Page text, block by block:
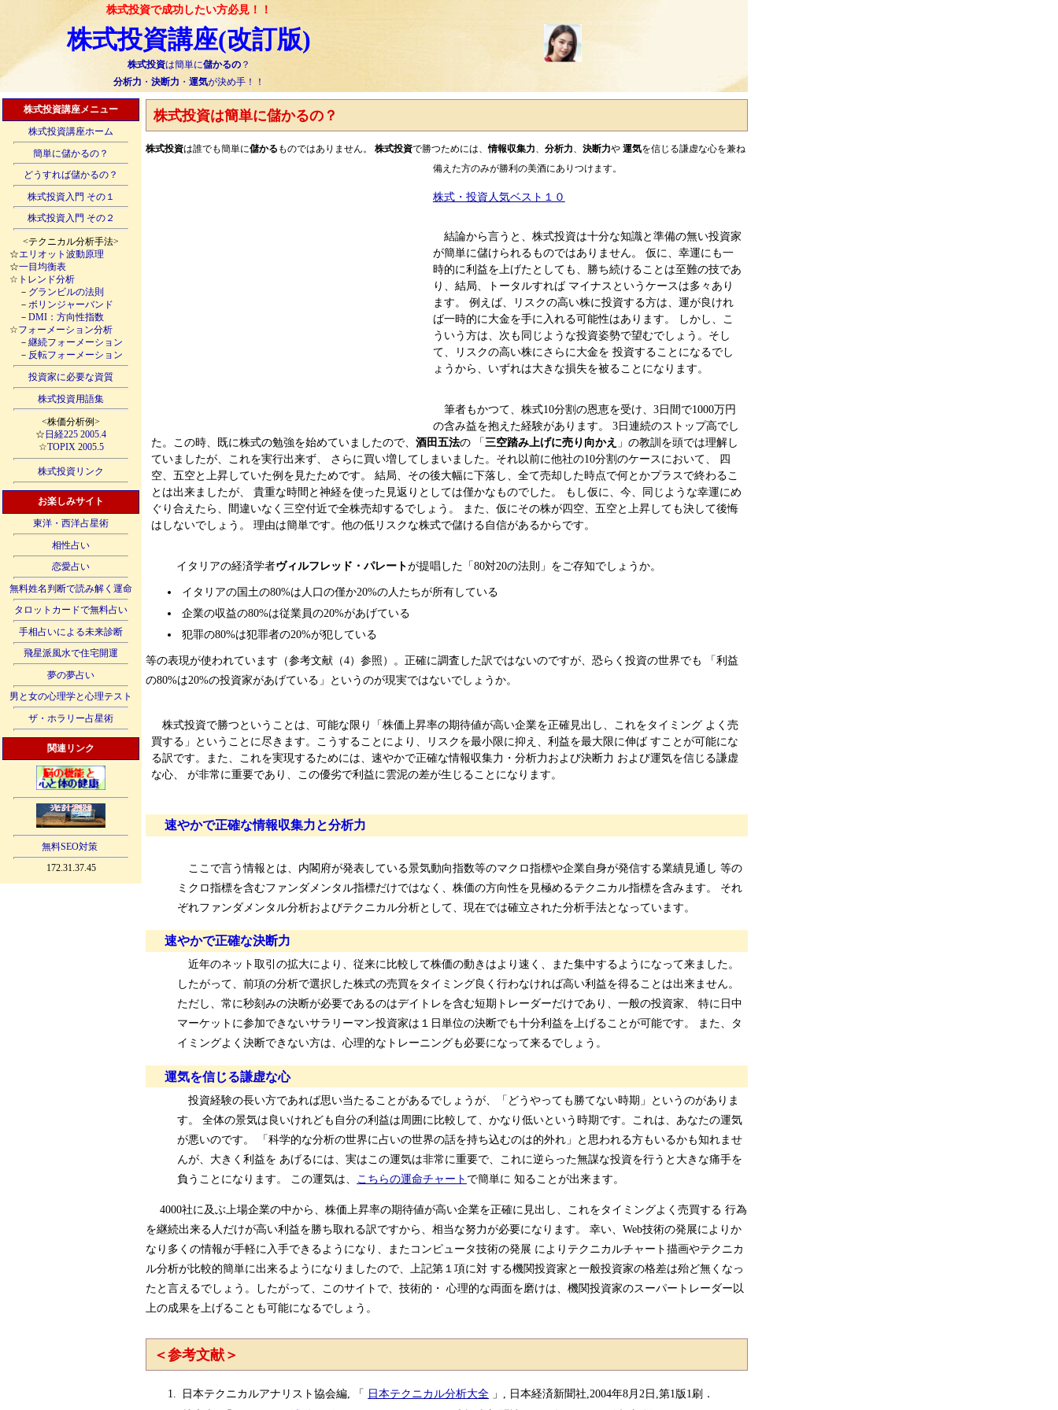
株式投資で成功したい方必見！！
株式投資講座(改訂版)
株式投資は簡単に儲かるの ？
分析力 ・ 決断力 ・ 運気が決め手！！
株式投資は簡単に儲かるの ？
株式投資は誰でも簡単に儲かる ものではありません。 株式投資で勝つためには、情報収集力、 分析力、 決断力や 運気を信じる謙虚な心を兼ね
備えた方のみが勝利の美酒にありつけます。
株式・投資人気ベスト１０
結論から言うと、株式投資は十分な知識と準備の無い投資家
が簡単に儲けられるものではありません。 仮に、幸運にも一
時的に利益を上げたとしても、勝ち続けることは至難の技であ
り、結局、トータルすれば マイナスというケースは多々あり
ます。 例えば、リスクの高い株に投資する方は、運が良けれ
ば一時的に大金を手に入れる可能性はあります。 しかし、こ
ういう方は、次も同じような投資姿勢で望むでしょう。そし
て、リスクの高い株にさらに大金を 投資することになるでし
ょうから、いずれは大きな損失を被ることになります。
筆者もかつて、株式10分割の恩恵を受け、3日間で1000万円
の含み益を抱えた経験があります。 3日連続のストップ高でし
た。この時、既に株式の勉強を始めていましたので、酒田五法の 「三空踏み上げに売り向かえ 」の教訓を頭では理解し
ていましたが、これを実行出来ず、 さらに買い増してしまいました。それ以前に他社の10分割のケースにおいて、 四
空、五空と上昇していた例を見たためです。 結局、その後大幅に下落し、全て売却した時点で何とかプラスで終わるこ
とは出来ましたが、 貴重な時間と神経を使った見返りとしては僅かなものでした。 もし仮に、今、同じような幸運にめ
ぐり合えたら、間違いなく三空付近で全株売却するでしょう。 また、仮にその株が四空、五空と上昇しても決して後悔
はしないでしょう。 理由は簡単です。他の低リスクな株式で儲ける自信があるからです。
イタリアの経済学者ヴィルフレッド・パレートが提唱した「80対20の法則」をご存知でしょうか。
イタリアの国土の80%は人口の僅か20%の人たちが所有している
企業の収益の80%は従業員の20%があげている
犯罪の80%は犯罪者の20%が犯している
等の表現が使われています（参考文献（4）参照）。正確に調査した訳ではないのですが、恐らく投資の世界でも 「利益
の80%は20%の投資家があげている」というのが現実ではないでしょうか。
株式投資で勝つということは、可能な限り「株価上昇率の期待値が高い企業を正確見出し、これをタイミング よく売
買する」ということに尽きます。こうすることにより、リスクを最小限に抑え、利益を最大限に伸ば すことが可能にな
る訳です。また、これを実現するためには、速やかで正確な情報収集力・分析力および決断力 および運気を信じる謙虚
な心、 が非常に重要であり、この優劣で利益に雲泥の差が生じることになります。
速やかで正確な情報収集力と分析力
ここで言う情報とは、内閣府が発表している景気動向指数等のマクロ指標や企業自身が発信する業績見通し 等の
ミクロ指標を含むファンダメンタル指標だけではなく、株価の方向性を見極めるテクニカル指標を含みます。 それ
ぞれファンダメンタル分析およびテクニカル分析として、現在では確立された分析手法となっています。
速やかで正確な決断力
近年のネット取引の拡大により、従来に比較して株価の動きはより速く、また集中するようになって来ました。
したがって、前項の分析で選択した株式の売買をタイミング良く行わなければ高い利益を得ることは出来ません。
ただし、常に秒刻みの決断が必要であるのはデイトレを含む短期トレーダーだけであり、一般の投資家、 特に日中
マーケットに参加できないサラリーマン投資家は１日単位の決断でも十分利益を上げることが可能です。 また、タ
イミングよく決断できない方は、心理的なトレーニングも必要になって来るでしょう。
運気を信じる謙虚な心
投資経験の長い方であれば思い当たることがあるでしょうが、「どうやっても勝てない時期」というのがありま
す。 全体の景気は良いけれども自分の利益は周囲に比較して、かなり低いという時期です。これは、あなたの運気
が悪いのです。 「科学的な分析の世界に占いの世界の話を持ち込むのは的外れ」と思われる方もいるかも知れませ
んが、大きく利益を あげるには、実はこの運気は非常に重要で、これに逆らった無謀な投資を行うと大きな痛手を
負うことになります。 この運気は、
こちらの運命チャート で簡単に 知ることが出来ます。
4000社に及ぶ上場企業の中から、株価上昇率の期待値が高い企業を正確に見出し、これをタイミングよく売買する 行為
を継続出来る人だけが高い利益を勝ち取れる訳ですから、相当な努力が必要になります。 幸い、Web技術の発展によりか
なり多くの情報が手軽に入手できるようになり、またコンピュータ技術の発展 によりテクニカルチャート描画やテクニカ
ル分析が比較的簡単に出来るようになりましたので、上記第１項に対 する機関投資家と一般投資家の格差は殆ど無くなっ
たと言えるでしょう。したがって、このサイトで、技術的・ 心理的な両面を磨けは、機関投資家のスーパートレーダー以
上の成果を上げることも可能になるでしょう。
＜参考文献＞
日本テクニカルアナリスト協会編, 「 日本テクニカル分析大全 」, 日本経済新聞社,2004年8月2日,第1版1刷．
株式投資講座メニュー
株式投資講座ホーム
簡単に儲かるの？
どうすれば儲かるの？
株式投資入門 その１
株式投資入門 その２
<テクニカル分析手法>
☆エリオット波動原理
☆一目均衡表
☆ トレンド分析
－ グランビルの法則
－ ボリンジャーバンド
－ DMI：方向性指数
☆フォーメーション分析
－ 継続フォーメーション
－ 反転フォーメーション
投資家に必要な資質
株式投資用語集
<株価分析例>
☆ 日経225 2005.4
☆TOPIX 2005.5
株式投資リンク
お楽しみサイト
東洋・西洋占星術
相性占い
恋愛占い
無料姓名判断で読み解く運命
タロットカードで無料占い
手相占いによる未来診断
飛星派風水で住宅開運
夢の夢占い
男と女の心理学と心理テスト
ザ・ホラリー占星術
関連リンク
無料SEO対策
172.31.37.45